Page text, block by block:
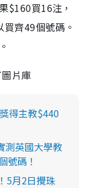
$160買16注，
齊49個號碼。
圖片庫
得主教$440
測英國大學教
號碼！
5月2日攪珠